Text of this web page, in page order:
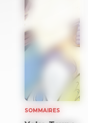
SOMMAIRES